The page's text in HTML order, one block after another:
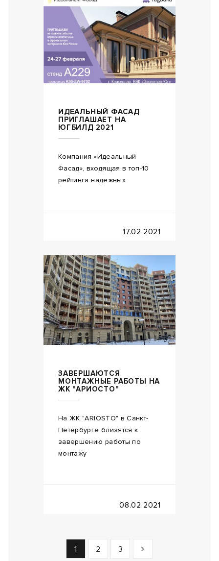
ИДЕАЛЬНЫЙ ФАСАД
ПРИГЛАШАЕТ НА
ЮГБИЛД 2021
Компания «Идеальный
Фасад», входящая в топ-10
рейтинга надежных
17.02.2021
ЗАВЕРШАЮТСЯ
МОНТАЖНЫЕ РАБОТЫ НА
ЖК "АРИОСТО"
На ЖК "ARIOSTO" в Санкт-
Петербурге близятся к
завершению работы по
монтажу
08.02.2021
1 2 3